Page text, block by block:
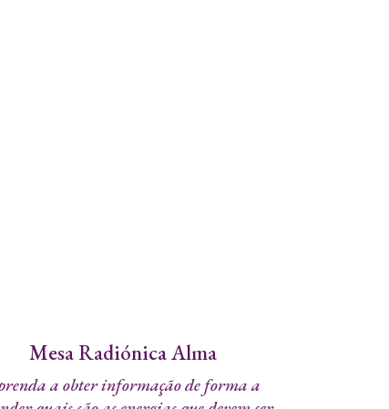
Mesa Radiónica Alma
a obter informação de forma a